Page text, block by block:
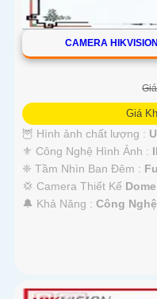
CAMERA
Giá
🦉 Hình ảnh chất lượng :
⚜️ Công Nghệ Hình Ảnh :
❈ Tầm Nhìn Ban Đêm :
💢 Camera Thiết Kế
️🔔 Khả Năng : Công